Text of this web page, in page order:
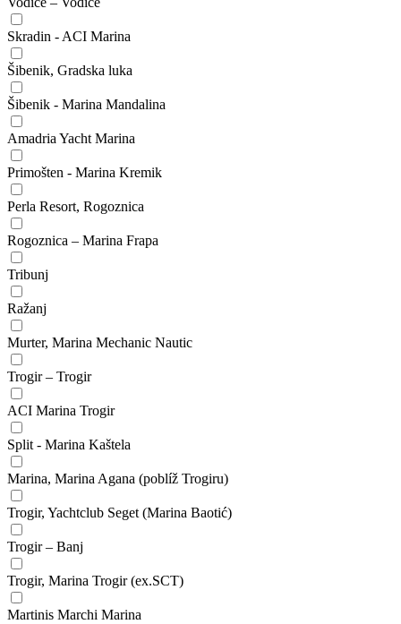
Skradin - ACI Marina
Šibenik, Gradska luka
Šibenik - Marina Mandalina
Amadria Yacht Marina
Primošten - Marina Kremik
Perla Resort, Rogoznica
Rogoznica – Marina Frapa
Tribunj
Ražanj
Murter, Marina Mechanic Nautic
Trogir – Trogir
ACI Marina Trogir
Split - Marina Kaštela
Marina, Marina Agana (poblíž Trogiru)
Trogir, Yachtclub Seget (Marina Baotić)
Trogir – Banj
Trogir, Marina Trogir (ex.SCT)
Martinis Marchi Marina